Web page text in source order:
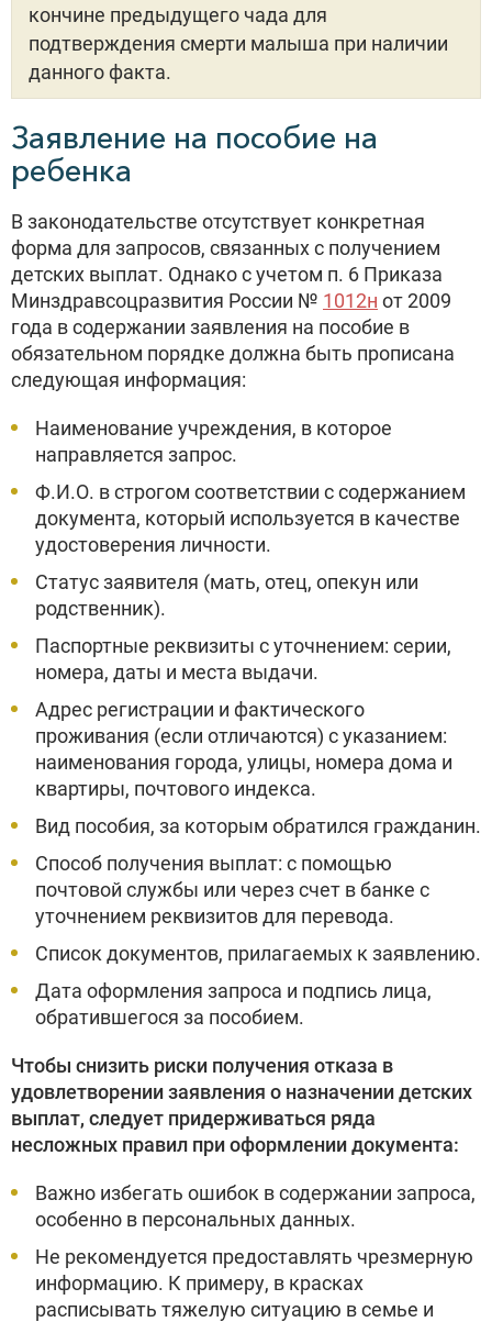
кончине предыдущего чада для
подтверждения смерти малыша при наличии
данного факта.
Заявление на пособие на
ребенка
В законодательстве отсутствует конкретная
форма для запросов, связанных с получением
детских выплат. Однако с учетом п. 6 Приказа
Минздравсоцразвития России № 1012н от 2009
года в содержании заявления на пособие в
обязательном порядке должна быть прописана
следующая информация:
Наименование учреждения, в которое
направляется запрос.
Ф.И.О. в строгом соответствии с содержанием
документа, который используется в качестве
удостоверения личности.
Статус заявителя (мать, отец, опекун или
родственник).
Паспортные реквизиты с уточнением: серии,
номера, даты и места выдачи.
Адрес регистрации и фактического
проживания (если отличаются) с указанием:
наименования города, улицы, номера дома и
квартиры, почтового индекса.
Вид пособия, за которым обратился гражданин.
Способ получения выплат: с помощью
почтовой службы или через счет в банке с
уточнением реквизитов для перевода.
Список документов, прилагаемых к заявлению.
Дата оформления запроса и подпись лица,
обратившегося за пособием.
Чтобы снизить риски получения отказа в
удовлетворении заявления о назначении детских
выплат, следует придерживаться ряда
несложных правил при оформлении документа:
Важно избегать ошибок в содержании запроса,
особенно в персональных данных.
Не рекомендуется предоставлять чрезмерную
информацию. К примеру, в красках
расписывать тяжелую ситуацию в семье и